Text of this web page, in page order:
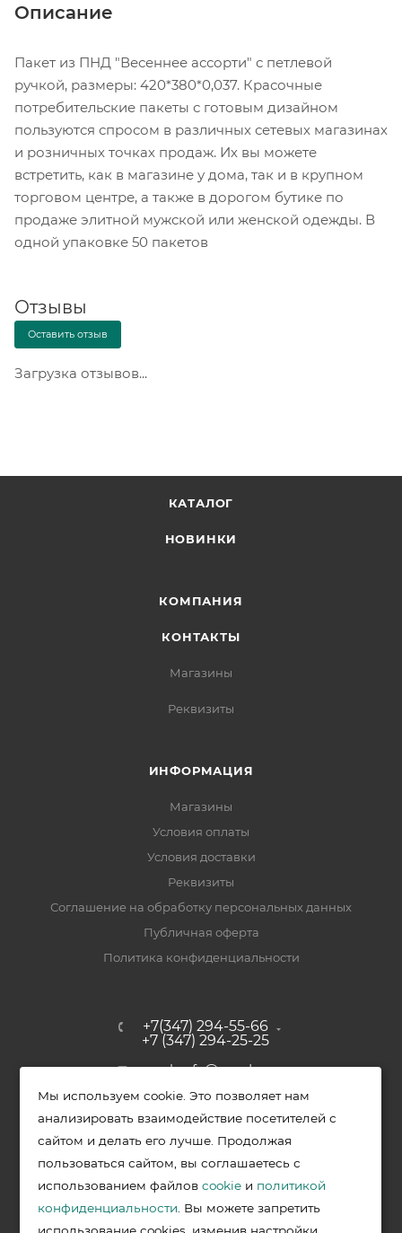
Описание
Пакет из ПНД "Весеннее ассорти" с петлевой
ручкой, размеры: 420*380*0,037. Красочные
потребительские пакеты с готовым дизайном
пользуются спросом в различных сетевых магазинах
и розничных точках продаж. Их вы можете
встретить, как в магазине у дома, так и в крупном
торговом центре, а также в дорогом бутике по
продаже элитной мужской или женской одежды. В
одной упаковке 50 пакетов
Отзывы
Оставить отзыв
Загрузка отзывов...
КАТАЛОГ
НОВИНКИ
КОМПАНИЯ
КОНТАКТЫ
Магазины
Реквизиты
ИНФОРМАЦИЯ
Магазины
Условия оплаты
Условия доставки
Реквизиты
Соглашение на обработку персональных данных
Публичная оферта
Политика конфиденциальности
+7(347) 294-55-66
+7 (347) 294-25-25
upak-ufa@yandex.ru
Уфимский район, с. Зубово, ул.
Полевая, д. 44/2, к. 2
2026 © Меркурий - упаковочная продукция от ведущих
производителей в Уфе
Мы используем cookie. Это позволяет нам
анализировать взаимодействие посетителей с
сайтом и делать его лучше. Продолжая
пользоваться сайтом, вы соглашаетесь с
использованием файловcookie и политикой
конфиденциальности . Вы можете запретить